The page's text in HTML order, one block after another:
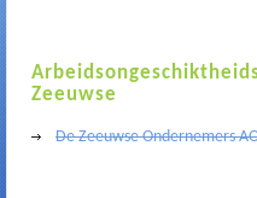
Zeeuwse
De Zeeuwse Ondernemers